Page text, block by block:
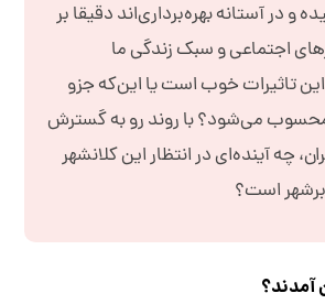
و در آستانه بهره‌برداری‌اند دقیقا بر
اجتماعی و سبک زندگی ما
این تاثیرات خوب است یا این‌که جزو
می‌شود؟ با روند رو به گسترش
چه آینده‌ای در انتظار این کلانشهر
است؟
آمدند؟